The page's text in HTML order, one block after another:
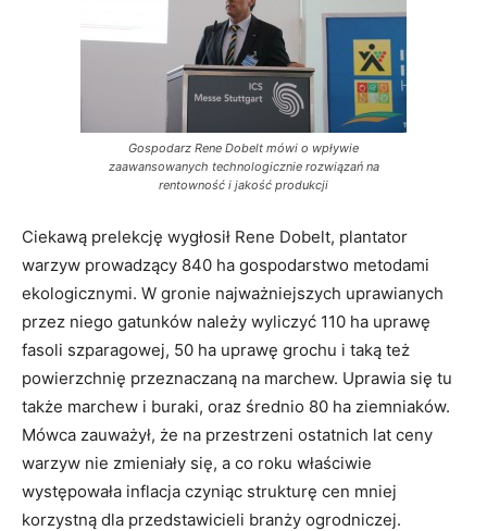
Gospodarz Rene Dobelt mówi o wpływie
zaawansowanych technologicznie rozwiązań na
rentowność i jakość produkcji
Ciekawą prelekcję wygłosił Rene Dobelt, plantator
warzyw prowadzący 840 ha gospodarstwo metodami
ekologicznymi. W gronie najważniejszych uprawianych
przez niego gatunków należy wyliczyć 110 ha uprawę
fasoli szparagowej, 50 ha uprawę grochu i taką też
powierzchnię przeznaczaną na marchew. Uprawia się tu
także marchew i buraki, oraz średnio 80 ha ziemniaków.
Mówca zauważył, że na przestrzeni ostatnich lat ceny
warzyw nie zmieniały się, a co roku właściwie
występowała inflacja czyniąc strukturę cen mniej
korzystną dla przedstawicieli branży ogrodniczej.